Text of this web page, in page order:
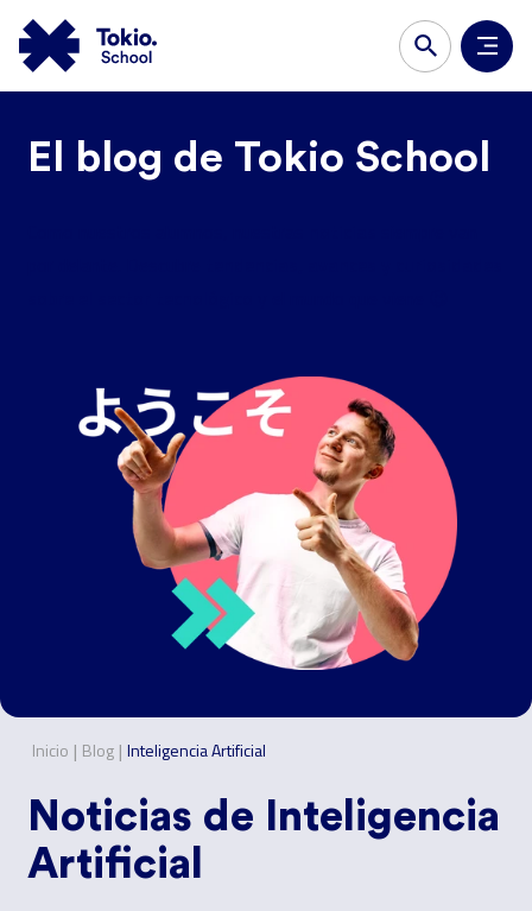
El blog de Tokio School
Inicio | Blog | Inteligencia Artificial
Noticias de
Inteligencia
Artificial